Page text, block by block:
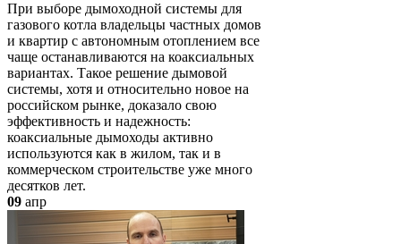
При выборе дымоходной системы для
газового котла владельцы частных домов
и квартир с автономным отоплением все
чаще останавливаются на коаксиальных
вариантах. Такое решение дымовой
системы, хотя и относительно новое на
российском рынке, доказало свою
эффективность и надежность:
коаксиальные дымоходы активно
используются как в жилом, так и в
коммерческом строительстве уже много
десятков лет.
09 апр